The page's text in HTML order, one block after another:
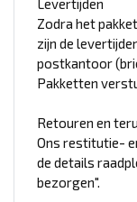
Levertijden
Zodra het
zijn de
postkantoor
Pakketten
Retouren en
Ons restitutie-
de details
bezorgen".